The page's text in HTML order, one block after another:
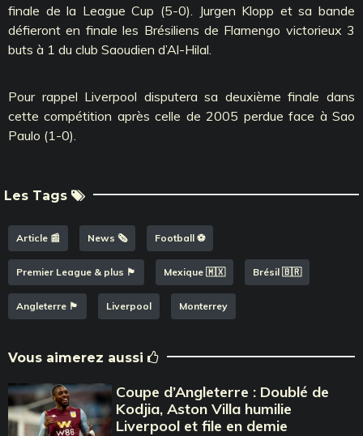
finale de la League Cup (5-0). Jurgen Klopp et sa bande
défieront en finale les Brésiliens de Flamengo victorieux 3
buts à 1 du club Saoudien d’Al-Hilal.
Pour rappel Liverpool disputera sa deuxième finale dans
cette compétition après celle de 2005 perdue face à Sao
Paulo (1-0).
Les Tags
Article 📰 News 🗞️ Football ⚽️
Premier League & plus 🏴󠁧󠁢󠁥󠁮󠁧󠁿 Mexique 🇲🇽 Brésil 🇧🇷
Angleterre 🏴󠁧󠁢󠁥󠁮󠁧󠁿 Liverpool Monterrey
Vous aimerez aussi
Coupe d’Angleterre : Doublé de
Kodjia, Aston Villa humilie
Liverpool et file en demie